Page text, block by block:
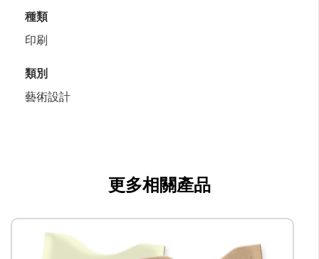
種類
印刷
類別
藝術設計
更多相關產品